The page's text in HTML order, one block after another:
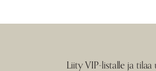
Liity VIP-listalle ja tilaa